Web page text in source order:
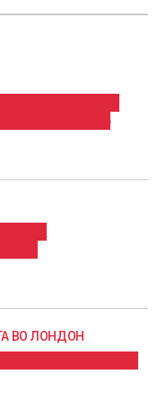
Лига во
на
ВО ЛОНДОН